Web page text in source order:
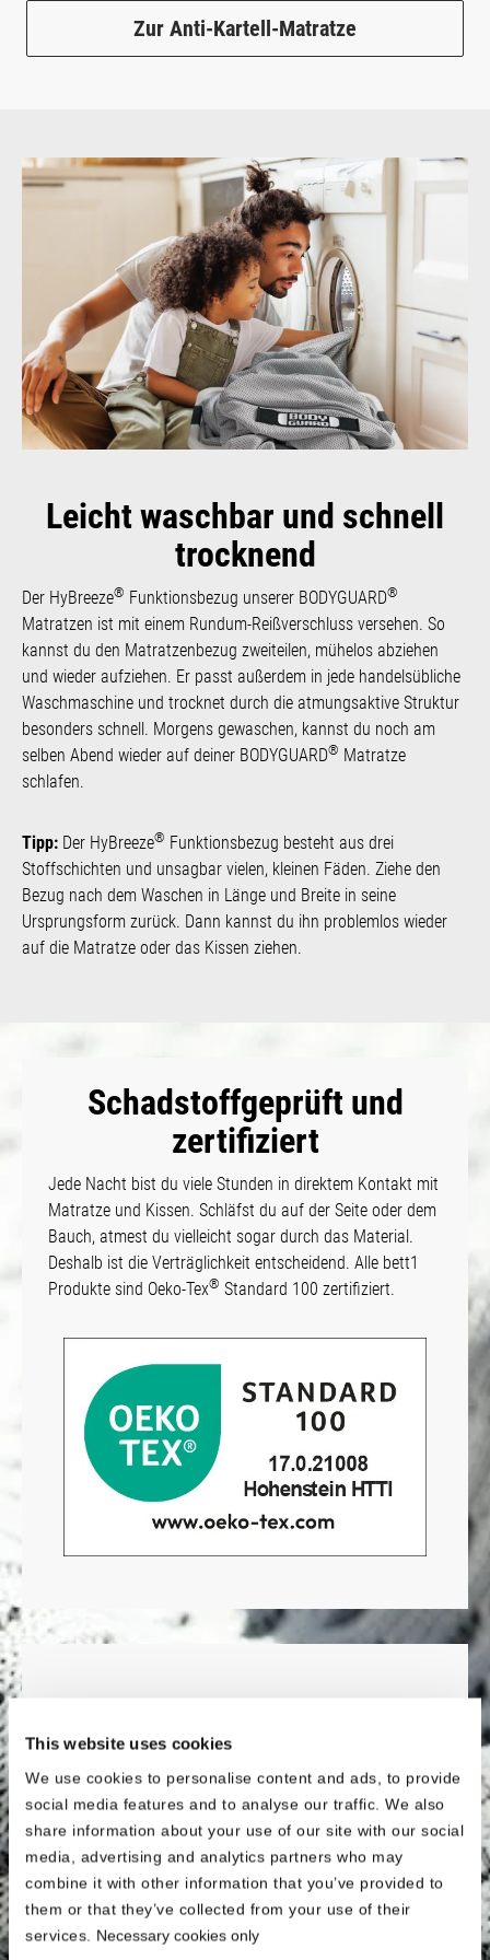
This website uses cookies
We use cookies to personalise content and ads, to provide
social media features and to analyse our traffic. We also
share information about your use of our site with our social
media, advertising and analytics partners who may
combine it with other information that you’ve provided to
them or that they’ve collected from your use of their
services. Necessary cookies only
Zur Anti-Kartell-Matratze
Leicht waschbar und schnell
trocknend
Der HyBreeze® Funktionsbezug unserer BODYGUARD®
Matratzen ist mit einem Rundum-Reißverschluss versehen. So
kannst du den Matratzenbezug zweiteilen, mühelos abziehen
und wieder aufziehen. Er passt außerdem in jede handelsübliche
Waschmaschine und trocknet durch die atmungsaktive Struktur
besonders schnell. Morgens gewaschen, kannst du noch am
selben Abend wieder auf deiner BODYGUARD® Matratze
schlafen.
Tipp: Der HyBreeze® Funktionsbezug besteht aus drei
Stoffschichten und unsagbar vielen, kleinen Fäden. Ziehe den
Bezug nach dem Waschen in Länge und Breite in seine
Ursprungsform zurück. Dann kannst du ihn problemlos wieder
auf die Matratze oder das Kissen ziehen.
Schadstoffgeprüft und
zertifiziert
Jede Nacht bist du viele Stunden in direktem Kontakt mit
Matratze und Kissen. Schläfst du auf der Seite oder dem
Bauch, atmest du vielleicht sogar durch das Material.
Deshalb ist die Verträglichkeit entscheidend. Alle bett1
Produkte sind Oeko-Tex® Standard 100 zertifiziert.
Nach höchstem Standard